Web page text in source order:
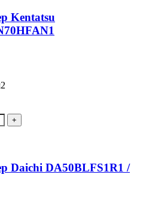
Kentatsu
Daichi DA50BLFS1R1 /